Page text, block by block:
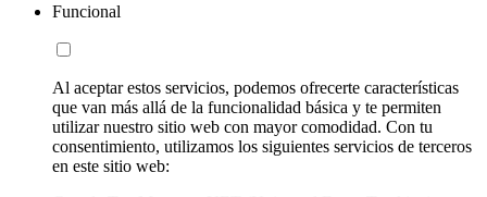
Funcional
Al aceptar estos servicios, podemos ofrecerte características
que van más allá de la funcionalidad básica y te permiten
utilizar nuestro sitio web con mayor comodidad. Con tu
consentimiento, utilizamos los siguientes servicios de terceros
en este sitio web: